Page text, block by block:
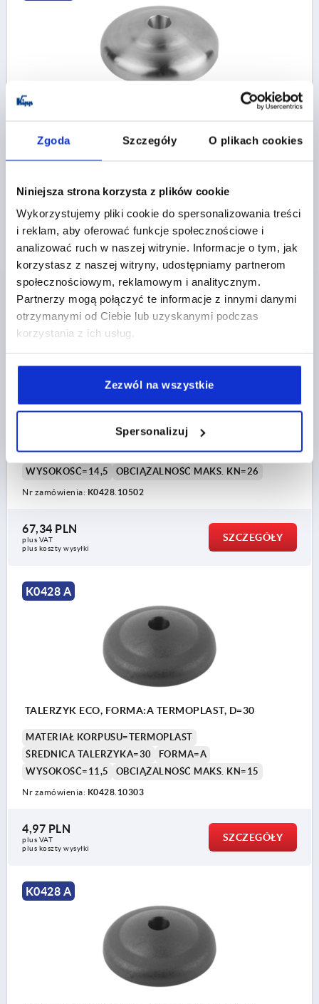
Zgoda Szczegóły O plikach cookies
Niniejsza strona korzysta z plików cookie
Wykorzystujemy pliki cookie do spersonalizowania treści
i reklam, aby oferować funkcje społecznościowe i
analizować ruch w naszej witrynie. Informacje o tym, jak
korzystasz z naszej witryny, udostępniamy partnerom
społecznościowym, reklamowym i analitycznym.
Partnerzy mogą połączyć te informacje z innymi danymi
otrzymanymi od Ciebie lub uzyskanymi podczas
korzystania z ich usług.
Zezwól na wszystkie
Spersonalizuj
TALERZYK ECO, FORMA:A STAL NIERDZEWNA, D=40
MATERIAŁ KORPUSU=STAL NIERDZEWNA
Nr zamówienia:K0428.10402
53,78 PLN
plus koszty wysyłki
SZCZEGÓŁY
TALERZYK ECO, FORMA:A STAL NIERDZEWNA, D=50
MATERIAŁ KORPUSU=STAL NIERDZEWNA
ŚREDNICA TALERZYKA=50
FORMA=A
WYSOKOŚĆ=14,5
OBCIĄŻALNOŚĆ MAKS. KN=26
Nr zamówienia: K0428.10502
67,34 PLN
plus VAT
plus koszty wysyłki
SZCZEGÓŁY
K0428 A
TALERZYK ECO, FORMA:A TERMOPLAST, D=30
MATERIAŁ KORPUSU=TERMOPLAST
ŚREDNICA TALERZYKA=30
FORMA=A
WYSOKOŚĆ=11,5
OBCIĄŻALNOŚĆ MAKS. KN=15
Nr zamówienia: K0428.10303
4,97 PLN
plus VAT
plus koszty wysyłki
SZCZEGÓŁY
K0428 A